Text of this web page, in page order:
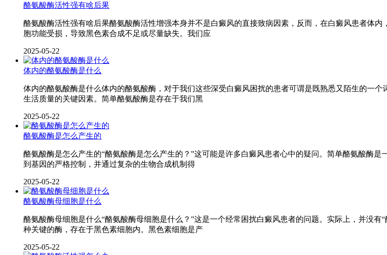
酪氨酸酶活性强有啥后果
酪氨酸酶活性强有啥后果酪氨酸酶活性增强本身并不是白癜风的直接致病因素，反而，在白癜风患者体
胞功能受损，导致黑色素合成不足或尽量缺失。我们应
2025-05-22
体内的酪氨酸酶是什么
体内的酪氨酸酶是什么体内的酪氨酸酶，对于我们这些深受白癜风困扰的患者可谓是既熟悉又陌生的一
生活质量的关键因素。简单酪氨酸酶是存在于我们黑
2025-05-22
酪氨酸酶是怎么产生的
酪氨酸酶是怎么产生的“酪氨酸酶是怎么产生的？”这可能是许多白癜风患者心中的疑问。简单酪氨酸酶
到基因的严格控制，并通过复杂的生物合成机制得
2025-05-22
酪氨酸酶母细胞是什么
酪氨酸酶母细胞是什么“酪氨酸酶母细胞是什么？”这是一个经常困扰白癜风患者的问题。实际上，并没
种关键的酶，存在于黑色素细胞内。黑色素细胞是产
2025-05-22